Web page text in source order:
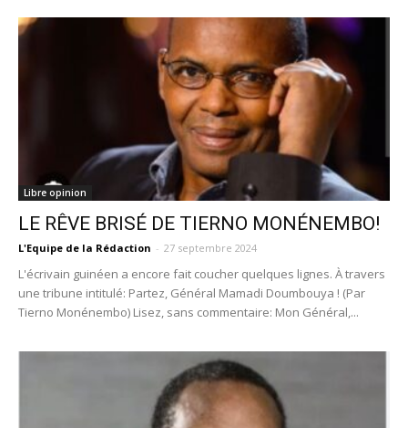
Libre opinion
LE RÊVE BRISÉ DE TIERNO MONÉNEMBO!
L'Equipe de la Rédaction - 27 septembre 2024
L'écrivain guinéen a encore fait coucher quelques lignes. À travers
une tribune intitulé: Partez, Général Mamadi Doumbouya ! (Par
Tierno Monénembo) Lisez, sans commentaire: Mon Général,...